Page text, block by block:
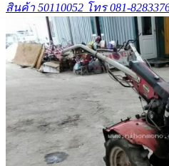
สินค้า 50110052 โทร 081-